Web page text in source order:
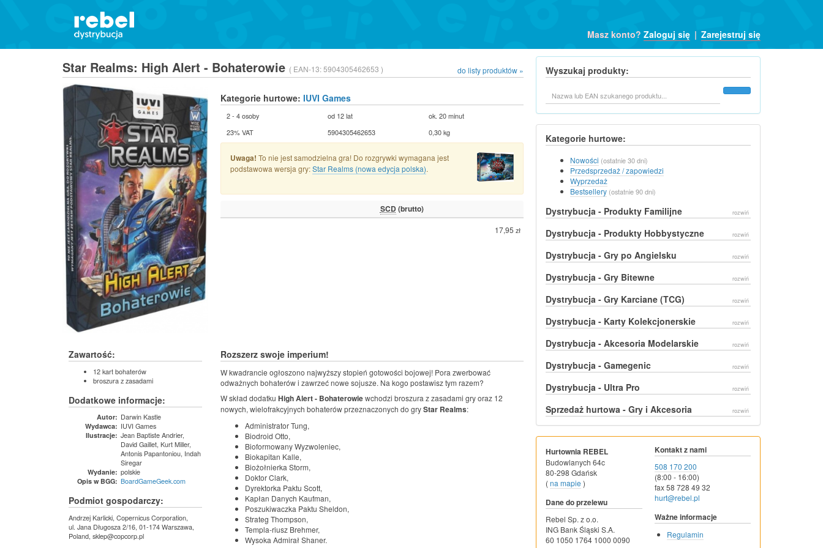
Masz konto? Zaloguj się | Zarejestruj się
Star Realms: High Alert - Bohaterowie ( EAN-13:5904305462653 ) do listy produktów »
Kategorie hurtowe: IUVI Games
2 - 4 osoby od 12 lat
ok. 20 minut
23% VAT
5904305462653 0,30 kg
Uwaga! To nie jest samodzielna gra! Do rozgrywki wymagana jest
podstawowa wersja gry:Star Realms (nowa edycja polska).
SCD (brutto)
17,95 zł
Zawartość:
12 kart bohaterów
broszura z zasadami
Dodatkowe informacje:
Autor: Darwin Kastle
Wydawca: IUVI Games
Ilustracje: Jean Baptiste Andrier,
David Gaillet, Kurt Miller,
Antonis Papantoniou, Indah
Siregar
Wydanie: polskie
Opis w BGG: BoardGameGeek.com
Podmiot gospodarczy:
Andrzej Karlicki, Copernicus Corporation,
ul. Jana Długosza 2/16, 01-174 Warszawa,
Poland, sklep@copcorp.pl
Rozszerz swoje imperium!
W kwadrancie ogłoszono najwyższy stopień gotowości bojowej! Pora zwerbować
odważnych bohaterów i zawrzeć nowe sojusze. Na kogo postawisz tym razem?
W skład dodatku High Alert - Bohaterowiewchodzi broszura z zasadami gry oraz 12
nowych, wielofrakcyjnych bohaterów przeznaczonych do gryStar Realms:
Administrator Tung,
Biodroid Otto,
Bioformowany Wyzwoleniec,
Biokapitan Kalle,
Biożołnierka Storm,
Doktor Clark,
Dyrektorka Paktu Scott,
Kapłan Danych Kaufman,
Poszukiwaczka Paktu Sheldon,
Strateg Thompson,
Templa-riusz Brehmer,
Wysoka Admirał Shaner.
Wyszukaj produkty:
Kategorie hurtowe:
Nowości (ostatnie 30 dni)
Przedsprzedaż / zapowiedzi
Wyprzedaż
Bestsellery (ostatnie 90 dni)
Dystrybucja - Produkty Familijne rozwiń
Dystrybucja - Produkty Hobbystyczne rozwiń
Dystrybucja - Gry po Angielsku rozwiń
Dystrybucja - Gry Bitewne rozwiń
Dystrybucja - Gry Karciane (TCG) rozwiń
Dystrybucja - Karty Kolekcjonerskie rozwiń
Dystrybucja - Akcesoria Modelarskie rozwiń
Dystrybucja - Gamegenic rozwiń
Dystrybucja - Ultra Pro rozwiń
Sprzedaż hurtowa - Gry i Akcesoria rozwiń
Hurtownia REBEL
Budowlanych 64c
80-298 Gdańsk
(na mapie )
Dane do przelewu
Rebel Sp. z o.o.
ING Bank Śląski S.A.
60 1050 1764 1000 0090
Kontakt z nami
508 170 200
(8:00 - 16:00)
fax 58 728 49 32
hurt@rebel.pl
Ważne informacje
Regulamin